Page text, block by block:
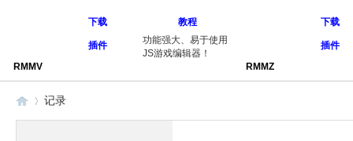
RMMV
下载 教程
插件
功能强大、易于使用
JS游戏编辑器！
RMMZ
下载
插件
记录